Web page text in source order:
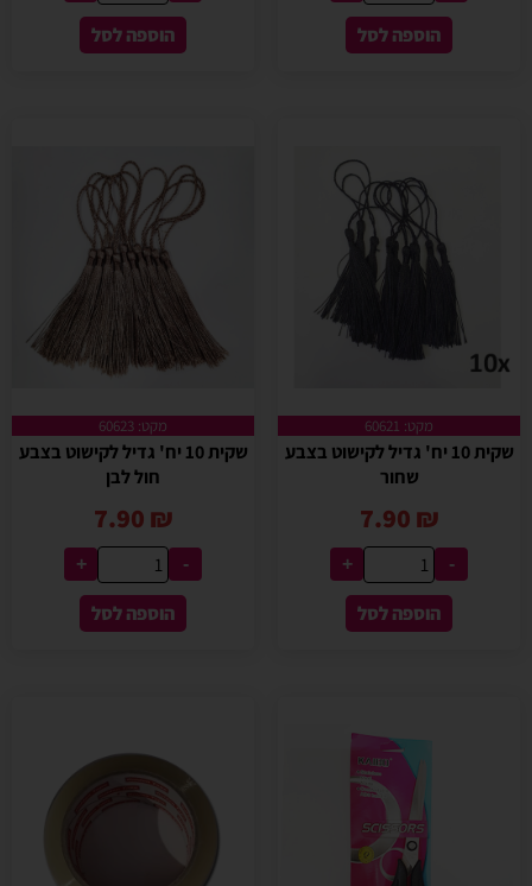
הוספה לסל הוספה לסל
מקט: 60621
שקית 10 יח' גדיל לקישוט בצבע
שחור
7.90 ₪
-
+
הוספה לסל
מקט: 60623
שקית 10 יח' גדיל לקישוט בצבע
חול לבן
7.90 ₪
-
+
הוספה לסל